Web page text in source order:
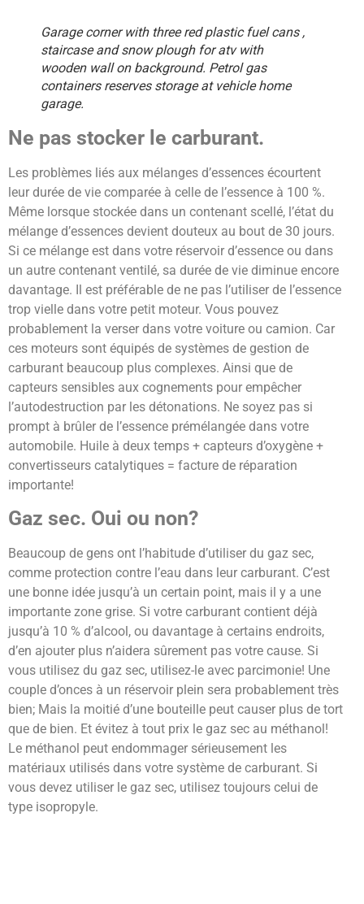
Garage corner with three red plastic fuel cans ,
staircase and snow plough for atv with
wooden wall on background. Petrol gas
containers reserves storage at vehicle home
garage.
Ne pas stocker le carburant.
Les problèmes liés aux mélanges d’essences écourtent
leur durée de vie comparée à celle de l’essence à 100 %.
Même lorsque stockée dans un contenant scellé, l’état du
mélange d’essences devient douteux au bout de 30 jours.
Si ce mélange est dans votre réservoir d’essence ou dans
un autre contenant ventilé, sa durée de vie diminue encore
davantage. Il est préférable de ne pas l’utiliser de l’essence
trop vielle dans votre petit moteur. Vous pouvez
probablement la verser dans votre voiture ou camion. Car
ces moteurs sont équipés de systèmes de gestion de
carburant beaucoup plus complexes. Ainsi que de
capteurs sensibles aux cognements pour empêcher
l’autodestruction par les détonations. Ne soyez pas si
prompt à brûler de l’essence prémélangée dans votre
automobile. Huile à deux temps + capteurs d’oxygène +
convertisseurs catalytiques = facture de réparation
importante!
Gaz sec. Oui ou non?
Beaucoup de gens ont l’habitude d’utiliser du gaz sec,
comme protection contre l’eau dans leur carburant. C’est
une bonne idée jusqu’à un certain point, mais il y a une
importante zone grise. Si votre carburant contient déjà
jusqu’à 10 % d’alcool, ou davantage à certains endroits,
d’en ajouter plus n’aidera sûrement pas votre cause. Si
vous utilisez du gaz sec, utilisez-le avec parcimonie! Une
couple d’onces à un réservoir plein sera probablement très
bien; Mais la moitié d’une bouteille peut causer plus de tort
que de bien. Et évitez à tout prix le gaz sec au méthanol!
Le méthanol peut endommager sérieusement les
matériaux utilisés dans votre système de carburant. Si
vous devez utiliser le gaz sec, utilisez toujours celui de
type isopropyle.